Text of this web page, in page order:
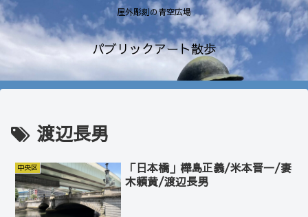
屋外彫刻の青空広場
パブリックアート散歩
渡辺長男
中央区
「日本橋」樺島正義/米本晋一/妻
木頼黄/渡辺長男